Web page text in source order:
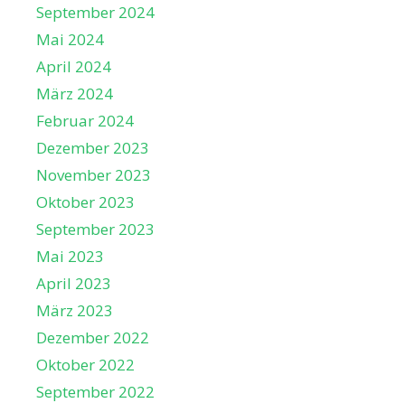
September 2024
Mai 2024
April 2024
März 2024
Februar 2024
Dezember 2023
November 2023
Oktober 2023
September 2023
Mai 2023
April 2023
März 2023
Dezember 2022
Oktober 2022
September 2022